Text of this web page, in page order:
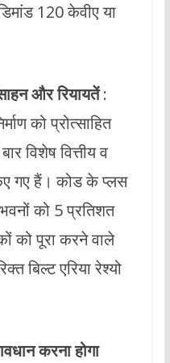
120 केवीए या
और रियायतें:
को प्रोत्साहित
विशेष वित्तीय व
गए हैं। कोड के प्लस
को 5 प्रतिशत
को पूरा करने वाले
बिल्ट एरिया रेश्यो
करना होगा